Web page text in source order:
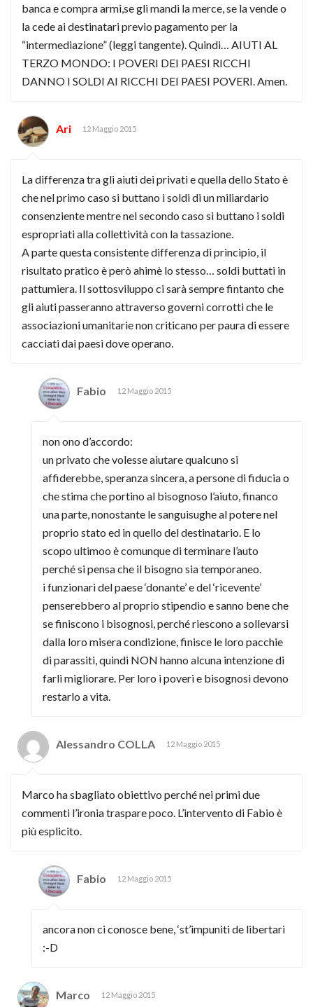
banca e compra armi,se gli mandi la merce, se la vende o
la cede ai destinatari previo pagamento per la
“intermediazione” (leggi tangente). Quindi… AIUTI AL
TERZO MONDO: I POVERI DEI PAESI RICCHI
DANNO I SOLDI AI RICCHI DEI PAESI POVERI. Amen.
Ari 12 Maggio 2015
La differenza tra gli aiuti dei privati e quella dello Stato è
che nel primo caso si buttano i soldi di un miliardario
consenziente mentre nel secondo caso si buttano i soldi
espropriati alla collettività con la tassazione.
A parte questa consistente differenza di principio, il
risultato pratico è però ahimè lo stesso… soldi buttati in
pattumiera. Il sottosviluppo ci sarà sempre fintanto che
gli aiuti passeranno attraverso governi corrotti che le
associazioni umanitarie non criticano per paura di essere
cacciati dai paesi dove operano.
Fabio 12 Maggio 2015
non ono d’accordo:
un privato che volesse aiutare qualcuno si
affiderebbe, speranza sincera, a persone di fiducia o
che stima che portino al bisognoso l’aiuto, financo
una parte, nonostante le sanguisughe al potere nel
proprio stato ed in quello del destinatario. E lo
scopo ultimoo è comunque di terminare l’auto
perché si pensa che il bisogno sia temporaneo.
i funzionari del paese ‘donante’ e del ‘ricevente’
penserebbero al proprio stipendio e sanno bene che
se finiscono i bisognosi, perché riescono a sollevarsi
dalla loro misera condizione, finisce le loro pacchie
di parassiti, quindi NON hanno alcuna intenzione di
farli migliorare. Per loro i poveri e bisognosi devono
restarlo a vita.
Alessandro COLLA 12 Maggio 2015
Marco ha sbagliato obiettivo perché nei primi due
commenti l’ironia traspare poco. L’intervento di Fabio è
più esplicito.
Fabio 12 Maggio 2015
ancora non ci conosce bene, ‘st’impuniti de libertari
:-D
Marco 12 Maggio 2015